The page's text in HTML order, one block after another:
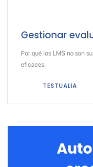
Gestionar
Por qué los LMS no son
eficaces.
TESTUALIA